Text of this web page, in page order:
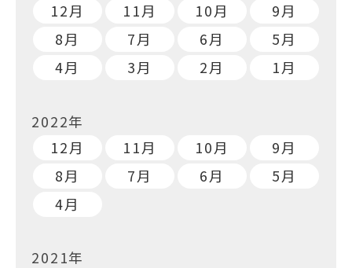
12月
11月 10月
9月
8月
7月 6月
5月
4月
3月 2月 1月
2022年
12月
11月 10月
9月
8月
7月 6月
5月
4月
2021年